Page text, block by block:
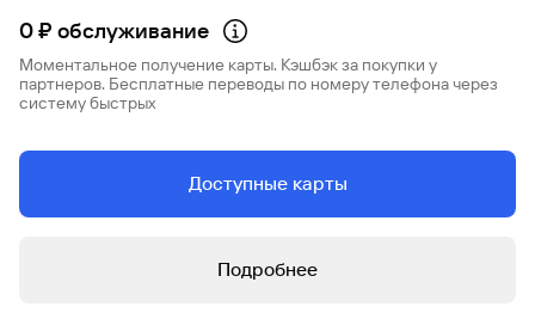
0 ₽ обслуживание
Моментальное получение карты. Кэшбэк за покупки у
партнеров. Бесплатные переводы по номеру телефона через
систему быстрых
Доступные карты
Подробнее